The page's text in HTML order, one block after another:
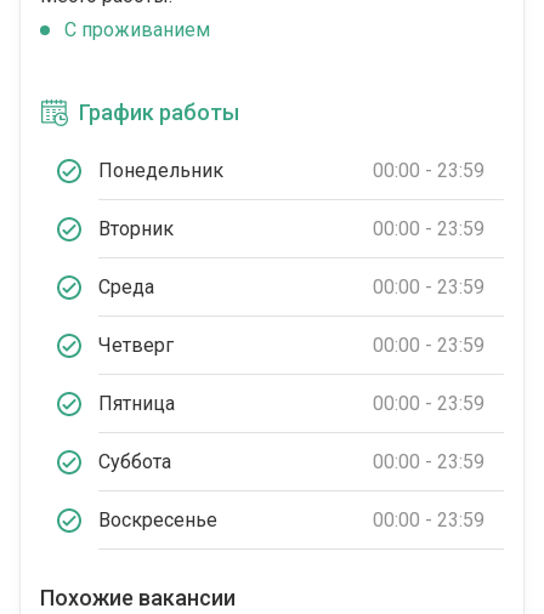
C проживанием
График работы
Понедельник 00:00 - 23:59
Вторник 00:00 - 23:59
Среда 00:00 - 23:59
Четверг 00:00 - 23:59
Пятница 00:00 - 23:59
Суббота 00:00 - 23:59
Воскресенье 00:00 - 23:59
Похожие вакансии